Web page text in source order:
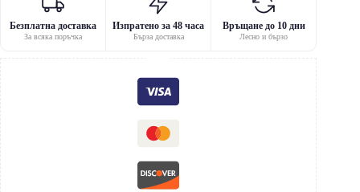
Безплатна доставка
За всяка поръчка
Изпратено за 48 часа
Бърза доставка
Връщане до 10 дни
Лесно и бързо